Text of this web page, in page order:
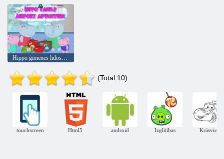
Hippo ģimenes lidostas piedzīvojums
(Total 10)
touchscreen Html5 android Izglītības Krāsviela